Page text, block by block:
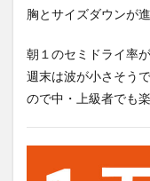
胸とサイズダウンが
朝１のセミドライ率
週末は波が小さそう
ので中・上級者でも